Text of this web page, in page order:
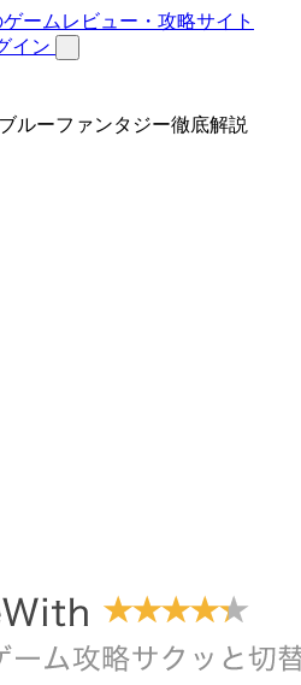
イン
ルーファンタジー徹底解説